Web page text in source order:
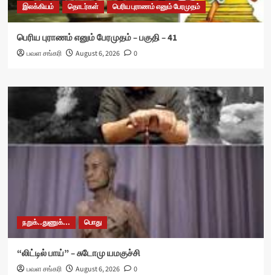
இலக்கியம் தொடர்கள் பெரிய புராணம் எனும் பேரமுதம்
பெரிய புராணம் எனும் பேரமுதம் – பகுதி – 41
பவள சங்கரி August 6, 2026 0
நறுக்..துணுக்... பொது
“லிட்டில் பாய்” – சுடோமு யமகுச்சி
பவள சங்கரி August 6, 2026 0